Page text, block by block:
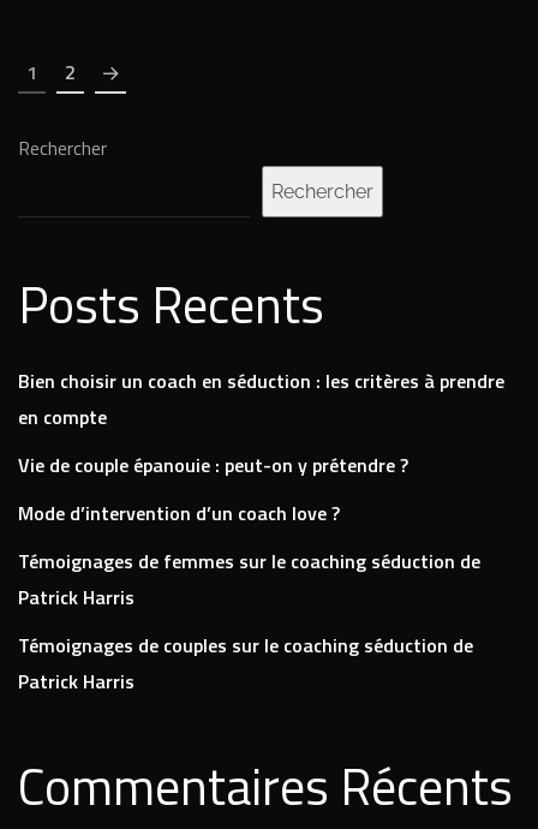
1 2
Rechercher
Rechercher
Posts Recents
Bien choisir un coach en séduction : les critères à prendre
en compte
Vie de couple épanouie : peut-on y prétendre ?
Mode d’intervention d’un coach love ?
Témoignages de femmes sur le coaching séduction de
Patrick Harris
Témoignages de couples sur le coaching séduction de
Patrick Harris
Commentaires Récents